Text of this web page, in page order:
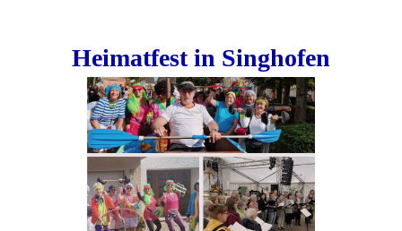
Heimatfest in Singhofen